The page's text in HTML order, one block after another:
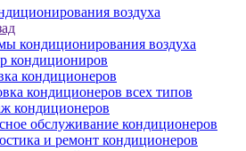
воздуха
кондиционирования воздуха
кондициониров
кондиционеров
кондиционеров всех типов
кондиционеров
обслуживание кондиционеров
и ремонт кондиционеров